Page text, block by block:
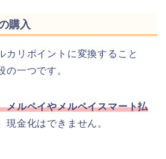
購入
カリポイントに変換すること
の一つです。
メルペイやメルペイスマート払
現金化はできません。